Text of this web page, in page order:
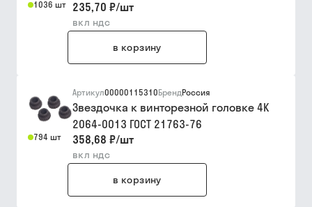
1036 шт
235,70 ₽/шт
вкл ндс
в корзину
794 шт
Артикул00000115310БрендРоссия
Звездочка к винторезной головке 4К
2064-0013 ГОСТ 21763-76
358,68 ₽/шт
вкл ндс
в корзину